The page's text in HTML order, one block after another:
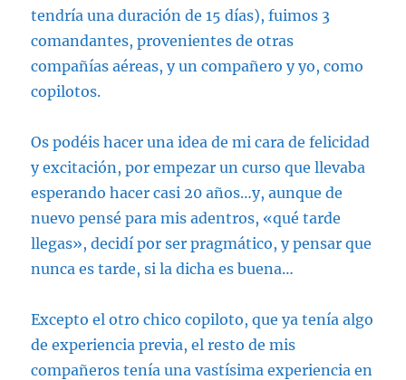
tendría una duración de 15 días), fuimos 3
comandantes, provenientes de otras
compañías aéreas, y un compañero y yo, como
copilotos.
Os podéis hacer una idea de mi cara de felicidad
y excitación, por empezar un curso que llevaba
esperando hacer casi 20 años…y, aunque de
nuevo pensé para mis adentros, «qué tarde
llegas», decidí por ser pragmático, y pensar que
nunca es tarde, si la dicha es buena…
Excepto el otro chico copiloto, que ya tenía algo
de experiencia previa, el resto de mis
compañeros tenía una vastísima experiencia en